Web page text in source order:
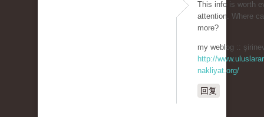
This info is worth
attention. Where
more?
my weblog ::
http://
nakliyat.org/
回复